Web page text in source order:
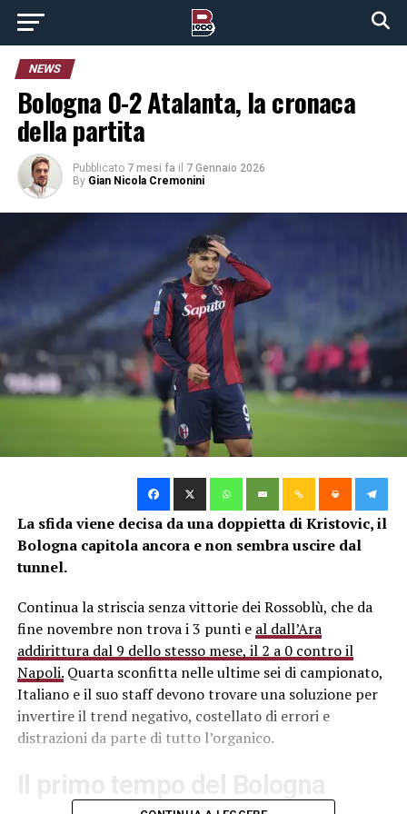
NEWS
Bologna 0-2 Atalanta, la cronaca
della partita
Pubblicato 7 mesi fa il 7 Gennaio 2026
By Gian Nicola Cremonini
La sfida viene decisa da una doppietta di Kristovic, il
Bologna capitola ancora e non sembra uscire dal
tunnel.
Continua la striscia senza vittorie dei Rossoblù, che da
fine novembre non trova i 3 punti e al dall’Ara
addirittura dal 9 dello stesso mese, il 2 a 0 contro il
Napoli.Quarta sconfitta nelle ultime sei di campionato,
Italiano e il suo staff devono trovare una soluzione per
invertire il trend negativo, costellato di errori e
distrazioni da parte di tutto l’organico.
Il primo tempo del Bologna